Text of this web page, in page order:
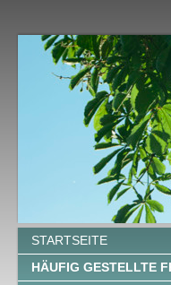
STARTSEITE
HÄUFIG GESTELLTE